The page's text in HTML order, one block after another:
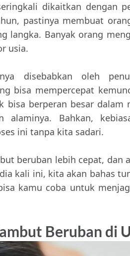
dikaitkan dengan
pastinya membuat
langka. Banyak orang
usia.
disebabkan oleh
bisa mempercepat
berperan besar dalam
Bahkan,
ini tanpa kita sadari.
beruban lebih cepat, dan
kali ini, kita akan bahas
kamu coba untuk
Beruban di